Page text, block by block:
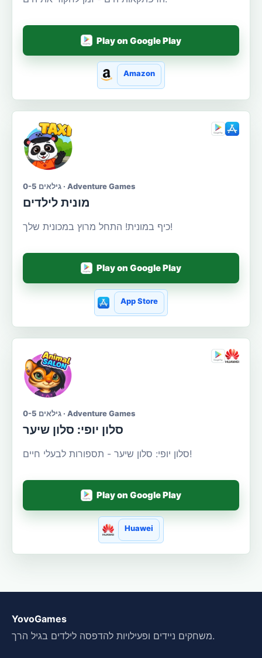
Play on Google Play
Amazon
גילאים 0-5 · Adventure Games
מונית לילדים
כיף במונית! התחל מרוץ במכונית שלך!
Play on Google Play
App Store
גילאים 0-5 · Adventure Games
סלון יופי: סלון שיער
סלון יופי: סלון שיער - תספורות לבעלי חיים!
Play on Google Play
Huawei
YovoGames
משחקים ניידים ופעילויות להדפסה לילדים בגיל הרך.